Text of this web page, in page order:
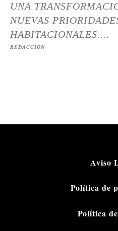
UNA
NUEVAS
HABITACIONALES....
REDACCIÓN
Aviso
Política de
Política